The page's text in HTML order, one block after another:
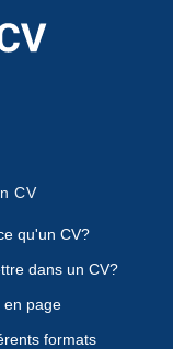
CV
qu'un CV?
dans un CV?
en page
formats